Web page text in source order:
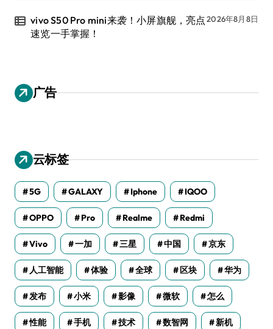
vivo S50 Pro mini来袭！小屏旗舰，亮点
速览一手掌握！
2026年8月8日
广告
云标签
5G GALAXY Iphone IQOO
OPPO Pro Realme Redmi
Vivo 一加 三星 中国 京东
人工智能 体验 全球 区块 华为
发布 小米 影像 微软 怎么
性能 手机 技术 数智网 新机